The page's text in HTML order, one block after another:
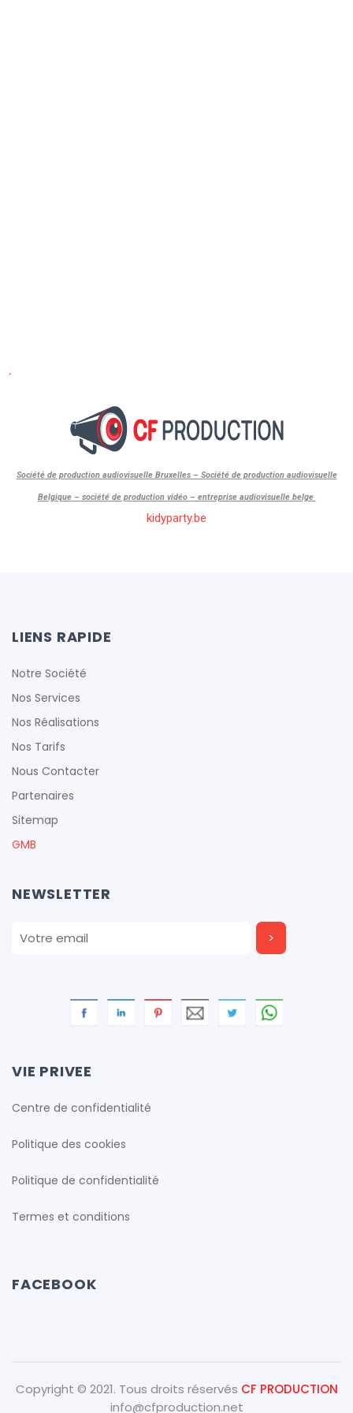
Société de production audiovisuelle Bruxelles – Société de production audiovisuelle
Belgique – société de production vidéo – entreprise audiovisuelle belge
kidyparty.be
LIENS RAPIDE
Notre Société
Nos Services
Nos Réalisations
Nos Tarifs
Nous Contacter
Partenaires
Sitemap
GMB
NEWSLETTER
VIE PRIVEE
Centre de confidentialité
Politique des cookies
Politique de confidentialité
Termes et conditions
FACEBOOK
Copyright © 2021. Tous droits réservés CF PRODUCTION
info@cfproduction.net